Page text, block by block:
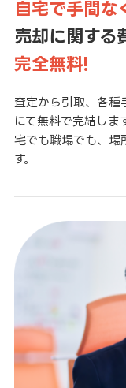
自宅で手間な
売却に関する
完全無料!
査定から引取、各種
にて無料で完結しま
宅でも職場でも、場
す。